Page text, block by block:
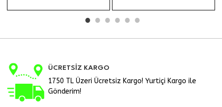
ÜCRETSİZ KARGO
1750 TL Üzeri Ücretsiz Kargo! Yurtiçi Kargo ile
Gönderim!